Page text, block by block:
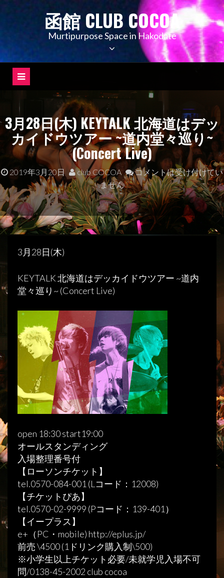
ツ
プ
函館 CLUB COCOA
Murtipurpose Space in Hakodate
3月28日(木) KEYTALK 北海道はデッ
カイドウツアー ~道内堂々巡り~
(Concert Live)
2019年3月20日 club COCOA
コメントは受け付けてい
ません
3月28日(木)
KEYTALK 北海道はデッカイドウツアー ~道内
堂々巡り~ (Concert Live)
open 18:30 start19:00
オールスタンディング
入場整理番号付
【ローソンチケット】
tel.0570-084-001 (Lコード：12008)
【チケットぴあ】
tel.0570-02-9999 (Pコード：139-401）
【イープラス】
e+（PC・mobile) http://eplus.jp/
前売 \4500 (1ドリンク購入制\500)
※小学生以上チケット必要/未就学児入場不可
問/0138-45-2002 club cocoa